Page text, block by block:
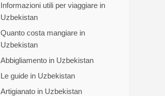
Informazioni utili per viaggiare in
Uzbekistan
Quanto costa mangiare in
Uzbekistan
Abbigliamento in Uzbekistan
Le guide in Uzbekistan
Artigianato in Uzbekistan